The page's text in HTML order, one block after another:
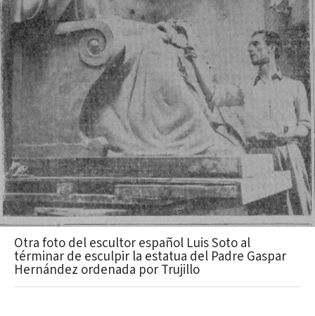
Otra foto del escultor español Luis Soto al
términar de esculpir la estatua del Padre Gaspar
Hernández ordenada por Trujillo